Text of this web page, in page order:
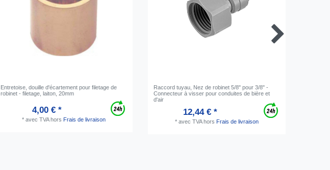
Entretoise, douille d'écartement pour filetage de
robinet - filetage, laiton, 20mm
4,00 € *
* avec TVAhors Frais de livraison
Raccord tuyau, Nez de robinet 5/8" pour 3/8" -
Connecteur à visser pour conduites de bière et
d'air
12,44 € *
* avec TVAhors Frais de livraison